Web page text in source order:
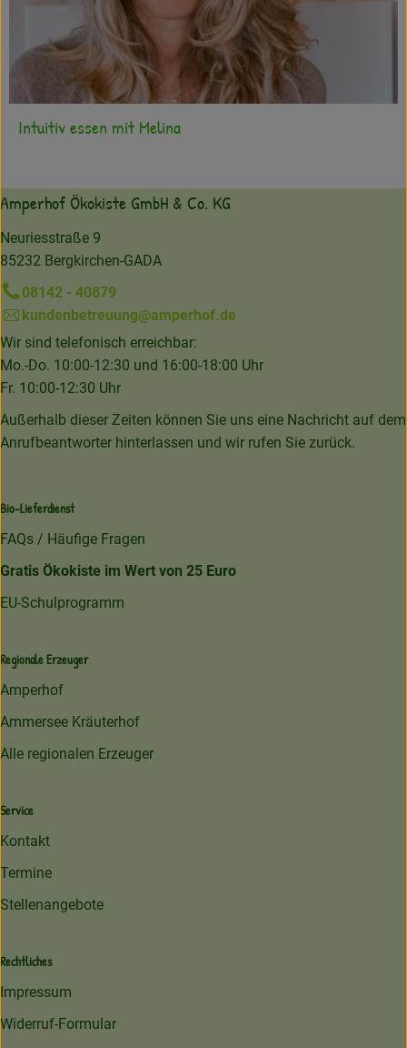
Intuitiv essen mit Melina
Amperhof Ökokiste GmbH & Co. KG
Neuriesstraße 9
85232 Bergkirchen-GADA
08142 - 40879
kundenbetreuung@amperhof.de
Wir sind telefonisch erreichbar:
Mo.-Do. 10:00-12:30 und 16:00-18:00 Uhr
Fr. 10:00-12:30 Uhr
Außerhalb dieser Zeiten können Sie uns eine Nachricht auf dem
Anrufbeantworter hinterlassen und wir rufen Sie zurück.
Bio-Lieferdienst
FAQs / Häufige Fragen
Gratis Ökokiste im Wert von 25 Euro
EU-Schulprogramm
Regionale Erzeuger
Amperhof
Ammersee Kräuterhof
Alle regionalen Erzeuger
Service
Kontakt
Termine
Stellenangebote
Rechtliches
Impressum
Widerruf-Formular